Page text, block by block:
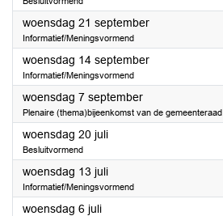
woensdag 21 september2022
Informatief/Meningsvormend
woensdag 14 september2022
Informatief/Meningsvormend
woensdag 7 september2022
Plenaire (thema)bijeenkomst van de gemeenteraad
woensdag 20 juli2022
Besluitvormend
woensdag 13 juli2022
Informatief/Meningsvormend
woensdag 6 juli2022